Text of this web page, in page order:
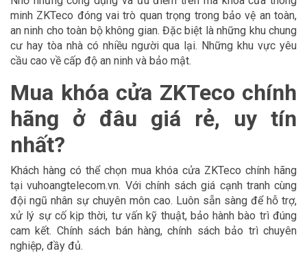
minh ZKTeco đóng vai trò quan trọng trong bảo vệ an toàn,
an ninh cho toàn bộ không gian. Đặc biệt là những khu chung
cư hay tòa nhà có nhiều người qua lại. Những khu vực yêu
cầu cao về cấp độ an ninh và bảo mật.
Mua khóa cửa ZKTeco chính
hãng ở đâu giá rẻ, uy tín
nhất?
Khách hàng có thể chọn mua khóa cửa ZKTeco chính hãng
tại vuhoangtelecom.vn. Với chính sách giá cạnh tranh cùng
đội ngũ nhân sự chuyên môn cao. Luôn sẵn sàng để hỗ trợ,
xử lý sự cố kịp thời, tư vấn kỹ thuật, bảo hành bào trì đúng
cam kết. Chính sách bán hàng, chính sách bảo trì chuyên
nghiệp, đầy đủ.